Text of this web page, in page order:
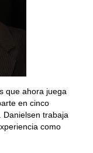
que ahora juega
en cinco
trabaja
como